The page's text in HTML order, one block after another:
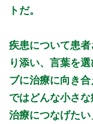
>>病院なびで医療
トだ。
疾患について患
り添い、言葉を
ブに治療に向き
ではどんな小さ
治療につなげた